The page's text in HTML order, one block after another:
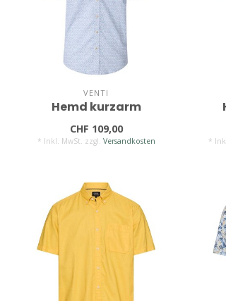
VENTI
Hemd kurzarm
CHF 109,00
* Inkl. MwSt. zzgl. Versandkosten *